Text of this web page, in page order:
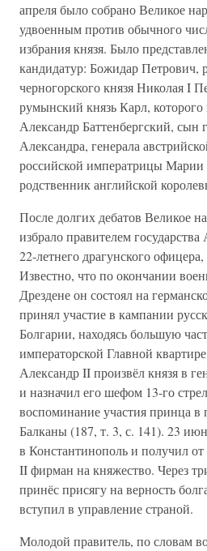
апреля было собрано Великое
удвоенным против обычного
избрания князя. Было
кандидатур: Божидар Петрович,
черногорского князя Николая I
румынский князь Карл,
Александр Баттенбергский, сын
Александра, генерала
российской императрицы
родственник английской
После долгих дебатов Великое
избрало правителем государства
22-летнего драгунского
Известно, что по окончании
Дрездене он состоял на
принял участие в кампании
Болгарии, находясь большую
императорской Главной
Александр II произвёл князя в
и назначил его шефом 13-го
воспоминание участия принца в
Балканы (187, т. 3, с. 141). 23
в Константинополь и получил
II фирман на княжество. Через
принёс присягу на верность
вступил в управление страной.
Молодой правитель, по словам